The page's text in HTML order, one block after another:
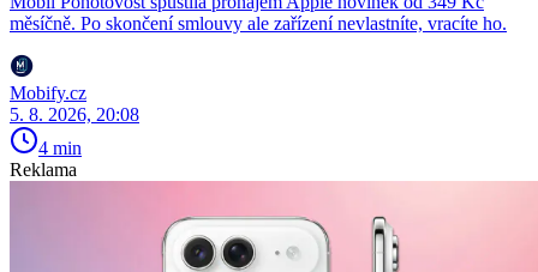
měsíčně. Po skončení smlouvy ale zařízení nevlastníte, vracíte ho.
Mobify.cz
5. 8. 2026, 20:08
4 min
Reklama